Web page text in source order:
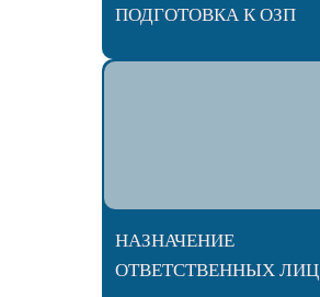
ПОДГОТОВКА К ОЗП
НАЗНАЧЕНИЕ
ОТВЕТСТВЕННЫХ ЛИЦ